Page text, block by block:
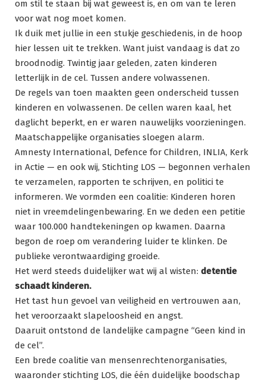
om stil te staan bij wat geweest is, en om van te leren
voor wat nog moet komen.
Ik duik met jullie in een stukje geschiedenis, in de hoop
hier lessen uit te trekken. Want juist vandaag is dat zo
broodnodig. Twintig jaar geleden, zaten kinderen
letterlijk in de cel. Tussen andere volwassenen.
De regels van toen maakten geen onderscheid tussen
kinderen en volwassenen. De cellen waren kaal, het
daglicht beperkt, en er waren nauwelijks voorzieningen.
Maatschappelijke organisaties sloegen alarm.
Amnesty International, Defence for Children, INLIA, Kerk
in Actie — en ook wij, Stichting LOS — begonnen verhalen
te verzamelen, rapporten te schrijven, en politici te
informeren. We vormden een coalitie: Kinderen horen
niet in vreemdelingenbewaring. En we deden een petitie
waar 100.000 handtekeningen op kwamen. Daarna
begon de roep om verandering luider te klinken. De
publieke verontwaardiging groeide.
Het werd steeds duidelijker wat wij al wisten: detentie
schaadt kinderen.
Het tast hun gevoel van veiligheid en vertrouwen aan,
het veroorzaakt slapeloosheid en angst.
Daaruit ontstond de landelijke campagne “Geen kind in
de cel”.
Een brede coalitie van mensenrechtenorganisaties,
waaronder stichting LOS, die één duidelijke boodschap